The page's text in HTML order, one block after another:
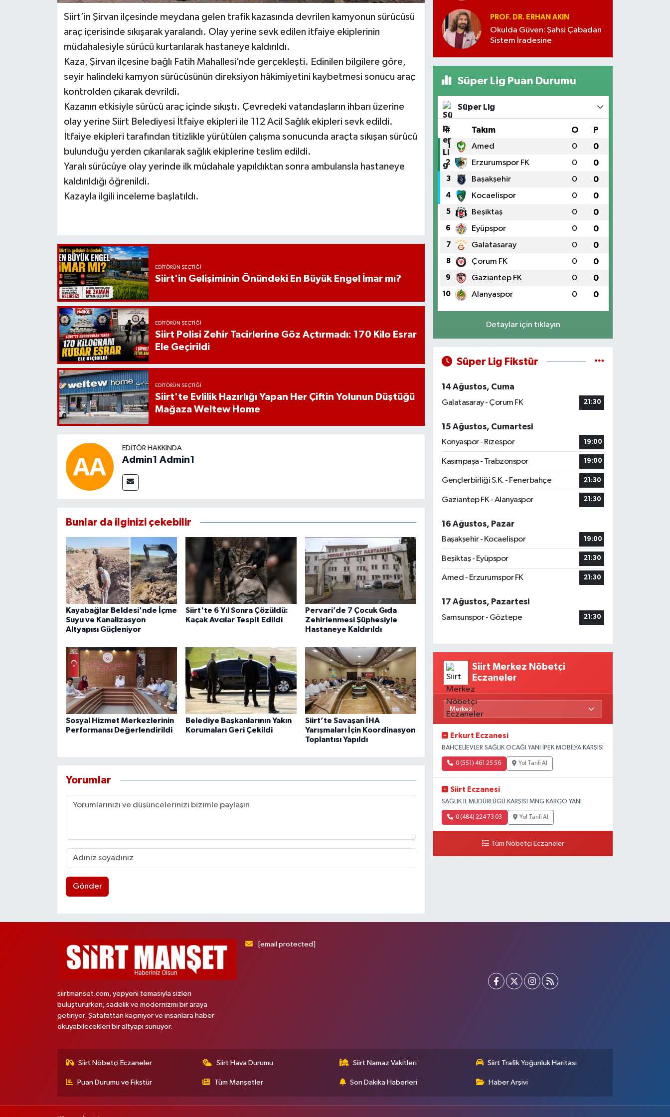
Siirt’in Şirvan ilçesinde meydana gelen trafik kazasında devrilen kamyonun sürücüsü
araç içerisinde sıkışarak yaralandı. Olay yerine sevk edilen itfaiye ekiplerinin
müdahalesiyle sürücü kurtarılarak hastaneye kaldırıldı.
Kaza, Şirvan ilçesine bağlı Fatih Mahallesi’nde gerçekleşti. Edinilen bilgilere göre,
seyir halindeki kamyon sürücüsünün direksiyon hâkimiyetini kaybetmesi sonucu araç
kontrolden çıkarak devrildi.
Kazanın etkisiyle sürücü araç içinde sıkıştı. Çevredeki vatandaşların ihbarı üzerine
olay yerine Siirt Belediyesi İtfaiye ekipleri ile 112 Acil Sağlık ekipleri sevk edildi.
İtfaiye ekipleri tarafından titizlikle yürütülen çalışma sonucunda araçta sıkışan sürücü
bulunduğu yerden çıkarılarak sağlık ekiplerine teslim edildi.
Yaralı sürücüye olay yerinde ilk müdahale yapıldıktan sonra ambulansla hastaneye
kaldırıldığı öğrenildi.
Kazayla ilgili inceleme başlatıldı.
EDITÖRÜN SEÇTIĞI
Siirt'in Gelişiminin Önündeki En Büyük Engel İmar mı?
EDITÖRÜN SEÇTIĞI
Siirt Polisi Zehir Tacirlerine Göz Açtırmadı: 170 Kilo Esrar
Ele Geçirildi
EDITÖRÜN SEÇTIĞI
Siirt'te Evlilik Hazırlığı Yapan Her Çiftin Yolunun Düştüğü
Mağaza Weltew Home
EDITÖR HAKKINDA
Admin1 Admin1
Bunlar da ilginizi çekebilir
Kayabağlar Beldesi'nde İçme
Suyu ve Kanalizasyon
Altyapısı Güçleniyor
Siirt'te 6 Yıl Sonra Çözüldü:
Kaçak Avcılar Tespit Edildi
Pervari’de 7 Çocuk Gıda
Zehirlenmesi Şüphesiyle
Hastaneye Kaldırıldı
Sosyal Hizmet Merkezlerinin
Performansı Değerlendirildi
Belediye Başkanlarının Yakın
Korumaları Geri Çekildi
Siirt’te Savaşan İHA
Yarışmaları İçin Koordinasyon
Toplantısı Yapıldı
Yorumlar
Gönder
PROF. DR. ERHAN AKIN
Okulda Güven: Şahsi Çabadan
Sistem İradesine
Süper Lig Puan Durumu
Süper Lig
# Takım O P
1 Amed 0 0
2 Erzurumspor FK 0 0
3 Başakşehir 0 0
4 Kocaelispor 0 0
5 Beşiktaş 0 0
6 Eyüpspor 0 0
7 Galatasaray 0 0
8 Çorum FK 0 0
9 Gaziantep FK 0 0
10 Alanyaspor 0 0
Detaylar için tıklayın
Süper Lig Fikstür
14 Ağustos, Cuma
Galatasaray - Çorum FK
21:30
15 Ağustos, Cumartesi
Konyaspor - Rizespor
19:00
Kasımpaşa - Trabzonspor 19:00
Gençlerbirliği S.K. - Fenerbahçe 21:30
Gaziantep FK - Alanyaspor 21:30
16 Ağustos, Pazar
Başakşehir - Kocaelispor
19:00
Beşiktaş - Eyüpspor 21:30
Amed - Erzurumspor FK 21:30
17 Ağustos, Pazartesi
Samsunspor - Göztepe
21:30
Siirt Merkez Nöbetçi
Eczaneler
Erkurt Eczanesi
BAHÇELİEVLER SAĞLIK OCAĞI YANI İPEK MOBİLYA KARŞISI
0 (551) 461 25 56 Yol Tarifi Al
Siirt Eczanesi
SAĞLIK İL MÜDÜRLÜĞÜ KARŞISI MNG KARGO YANI
0 (484) 224 73 03 Yol Tarifi Al
Tüm Nöbetçi Eczaneler
siirtmanset.com, yepyeni temasıyla sizleri
buluştururken, sadelik ve modernizmi bir araya
getiriyor. Şatafattan kaçınıyor ve insanlara haber
okuyabilecekleri bir altyapı sunuyor.
[email protected]
Siirt Nöbetçi Eczaneler Siirt Hava Durumu Siirt Namaz Vakitleri Siirt Trafik Yoğunluk Haritası
Puan Durumu ve Fikstür Tüm Manşetler Son Dakika Haberleri Haber Arşivi